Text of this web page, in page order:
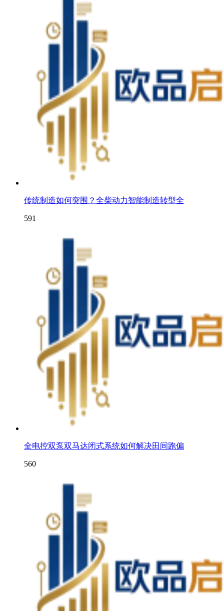
传统制造如何突围？全柴动力智能制造转型全
591
全电控双泵双马达闭式系统如何解决田间跑偏
560